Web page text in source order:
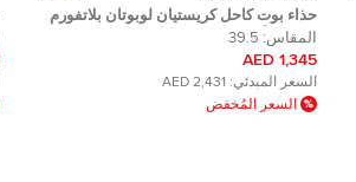
حذاء بوت كاحل كريستيان لوبوتان بلاتفورم
سويدي أسود مقاس 39.5
المقاس: 39.5
1,345 AED
السعر المبدئي: 2,431 AED
السعر المُخفض